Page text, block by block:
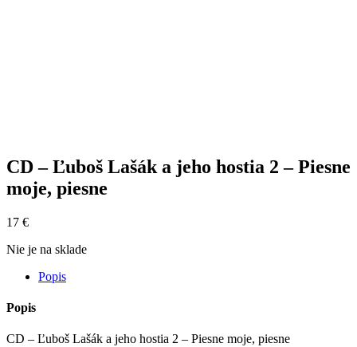
CD – Ľuboš Lašák a jeho hostia 2 – Piesne
moje, piesne
17 €
Nie je na sklade
Popis
Popis
CD – Ľuboš Lašák a jeho hostia 2 – Piesne moje, piesne